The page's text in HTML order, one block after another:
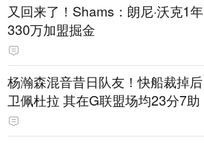
又回来了！Shams：朗尼·沃克1年
330万加盟掘金
杨瀚森混音昔日队友！快船裁掉后
卫佩杜拉 其在G联盟场均23分7助